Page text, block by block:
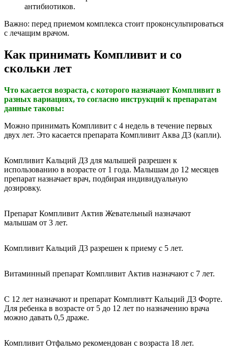
антибиотиков.
Важно: перед приемом комплекса стоит проконсультироваться
с лечащим врачом.
Как принимать Компливит и со
скольки лет
Что касается возраста, с которого назначают Компливит в
разных вариациях, то согласно инструкций к препаратам
данные таковы:
Можно принимать Компливит с 4 недель в течение первых
двух лет. Это касается препарата Компливит Аква Д3 (капли).
Компливит Кальций ДЗ для малышей разрешен к
использованию в возрасте от 1 года. Малышам до 12 месяцев
препарат назначает врач, подбирая индивидуальную
дозировку.
Препарат Компливит Актив Жевательный назначают
малышам от 3 лет.
Компливит Кальций Д3 разрешен к приему с 5 лет.
Витаминный препарат Компливит Актив назначают с 7 лет.
С 12 лет назначают и препарат Компливтт Кальций Д3 Форте.
Для ребенка в возрасте от 5 до 12 лет по назначению врача
можно давать 0,5 драже.
Компливит Отфальмо рекомендован с возраста 18 лет.